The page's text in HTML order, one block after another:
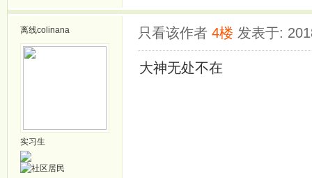
离线colinana
实习生
只看该作者 4楼 发表于:
大神无处不在